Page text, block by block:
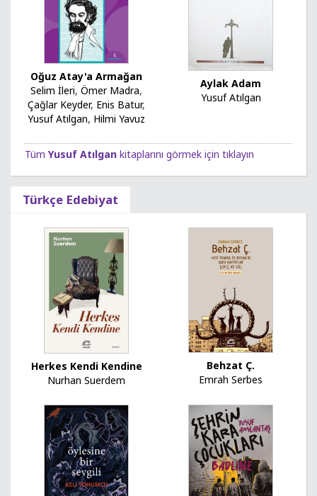
Oğuz Atay'a Armağan
Selim İleri, Ömer Madra,
Çağlar Keyder, Enis Batur,
Yusuf Atılgan, Hilmi Yavuz
Aylak Adam
Yusuf Atılgan
Tüm Yusuf Atılgan kitaplarını görmek için tıklayın
Türkçe Edebiyat
Herkes Kendi Kendine
Nurhan Suerdem
Behzat Ç.
Emrah Serbes